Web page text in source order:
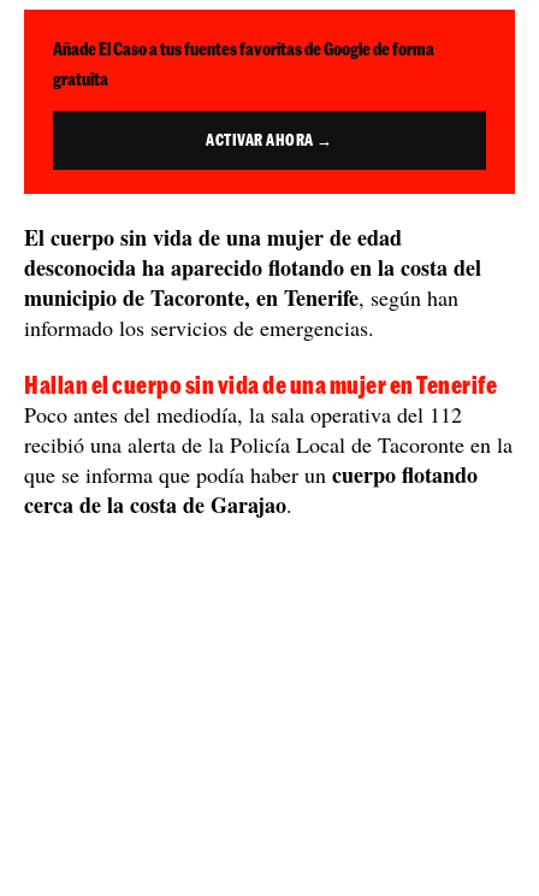
Añade El Caso a tus fuentes favoritas de Google de forma
gratuita
ACTIVAR AHORA →
El cuerpo sin vida de una mujer de edad
desconocida ha aparecido flotando en la costa del
municipio de Tacoronte, en Tenerife, según han
informado los servicios de emergencias.
Hallan el cuerpo sin vida de una mujer en Tenerife
Poco antes del mediodía, la sala operativa del 112
recibió una alerta de la Policía Local de Tacoronte en la
que se informa que podía haber un cuerpo flotando
cerca de la costa de Garajao.